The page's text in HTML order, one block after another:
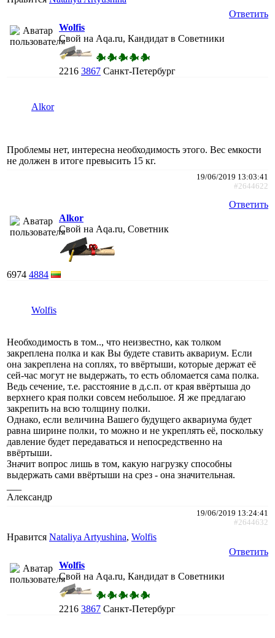
Ответить
Wolfis
Свой на Aqa.ru, Кандидат в Советники
2216 3867 Санкт-Петербург
Alkor
Проблемы нет, интересна необходимость этого. Вес емкости
не должен в итоге превысить 15 кг.
19/06/2019 13:03:41
#2644622
Ответить
Alkor
Свой на Aqa.ru, Советник
6974 4884
Wolfis
Необходимость в том.., что неизвестно, как толком
закреплена полка и как Вы будете ставить аквариум. Если
она закреплена на соплях, то ввёртыши, которые держат её
сей-час могут не выдержать, то есть обломается сама полка.
Ведь сечение, т.е. расстояние в д.с.п. от края ввёртыша до
верхнего края полки совсем небольшое. Я же предлагаю
закрепить на всю толщину полки.
Однако, если величина Вашего будущего аквариума будет
равна ширине полки, то можно и не укреплять её, поскольку
давление будет передаваться и непосредственно на
ввёртыши.
Значит вопрос лишь в том, какую нагрузку способны
выдержать сами ввёртыши на срез - она значительная.
Александр
19/06/2019 13:24:41
#2644632
Нравится Nataliya Artyushina, Wolfis
Ответить
Wolfis
Свой на Aqa.ru, Кандидат в Советники
2216 3867 Санкт-Петербург